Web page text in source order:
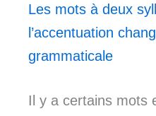
Les mots à deux
l’accentuation
grammaticale
Il y a certains mots